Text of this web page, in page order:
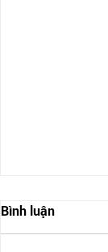
Bình luận